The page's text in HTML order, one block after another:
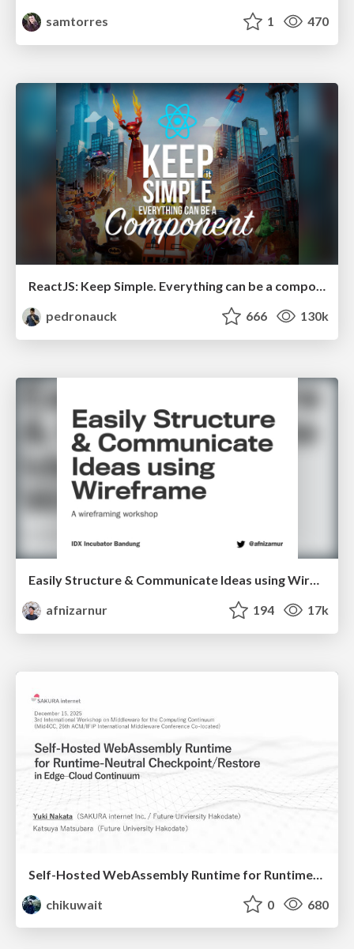
samtorres 1 470
pedronauck
666 130k
Easily Structure & Communicate Ideas using Wireframe
afnizarnur
194 17k
chikuwait
0 680